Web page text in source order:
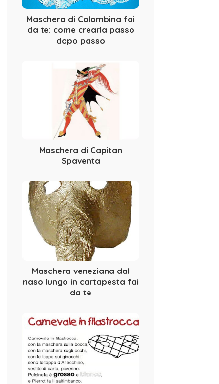
Maschera di Colombina fai
da te: come crearla passo
dopo passo
Maschera di Capitan
Spaventa
Maschera veneziana dal
naso lungo in cartapesta fai
da te